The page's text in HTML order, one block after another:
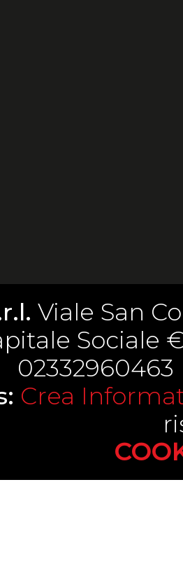
Viale San
Sociale
02332960463
Crea